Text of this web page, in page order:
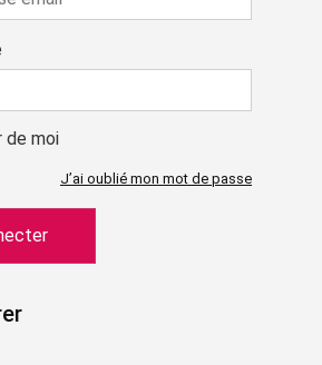
de moi
J’ai oublié mon mot de passe